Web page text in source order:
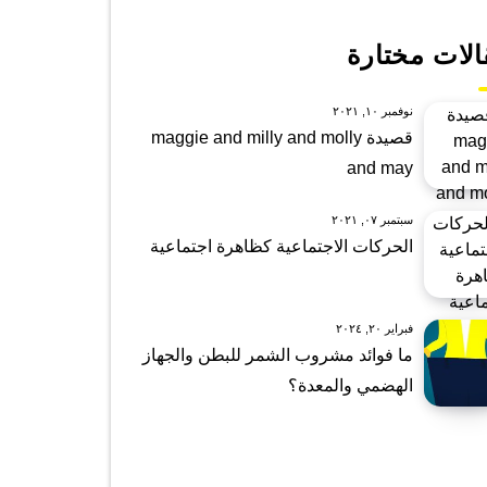
مختارة
نوفمبر ١٠, ٢٠٢١
قصيدة maggie and milly and molly
and may
سبتمبر ٠٧, ٢٠٢١
الحركات الاجتماعية كظاهرة اجتماعية
فبراير ٢٠, ٢٠٢٤
ما فوائد مشروب الشمر للبطن والجهاز
الهضمي والمعدة؟